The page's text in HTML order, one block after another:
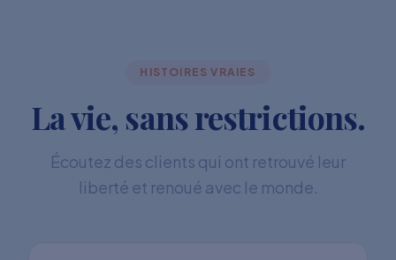
HISTOIRES VRAIES
La vie, sans restrictions.
Écoutez des clients qui ont retrouvé leur
liberté et renoué avec le monde.